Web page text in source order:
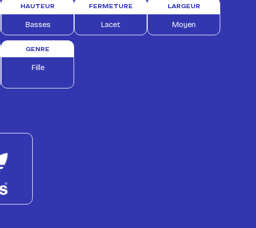
HAUTEUR
Basses
FERMETURE
Lacet
LARGEUR
Moyen
GENRE
Fille